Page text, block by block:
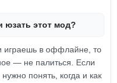
юзать этот мод?
играешь в оффлайне, то
— не палиться. Если
понять, когда и как